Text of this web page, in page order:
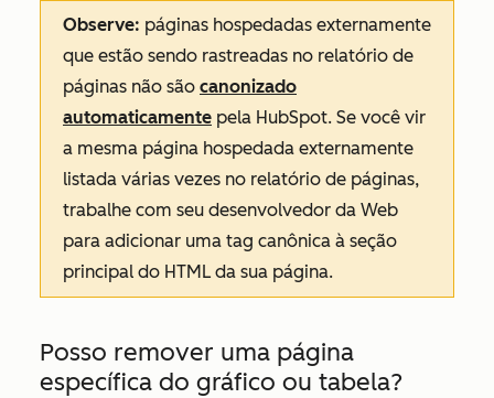
Observe: páginas hospedadas externamente
que estão sendo rastreadas no relatório de
páginas não são canonizado
automaticamente pela HubSpot. Se você vir
a mesma página hospedada externamente
listada várias vezes no relatório de páginas,
trabalhe com seu desenvolvedor da Web
para adicionar uma tag canônica à seção
principal do HTML da sua página.
Posso remover uma página
específica do gráfico ou tabela?